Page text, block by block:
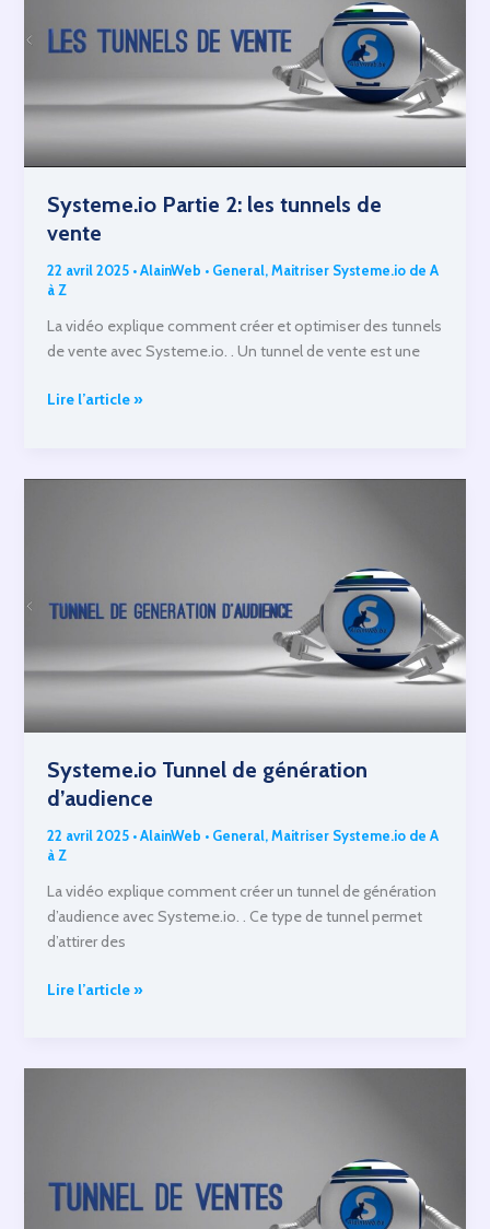
Systeme.io Partie 2: les tunnels de
vente
22 avril 2025 •AlainWeb • General,Maitriser Systeme.io de A
à Z
La vidéo explique comment créer et optimiser des tunnels
de vente avec Systeme.io. . Un tunnel de vente est une
Systeme.io
Lire l’article »
Systeme.io Tunnel de génération
d’audience
22 avril 2025 •AlainWeb • General,Maitriser Systeme.io de A
à Z
La vidéo explique comment créer un tunnel de génération
d’audience avec Systeme.io. . Ce type de tunnel permet
d’attirer des
Systeme.io
génération
Lire l’article »